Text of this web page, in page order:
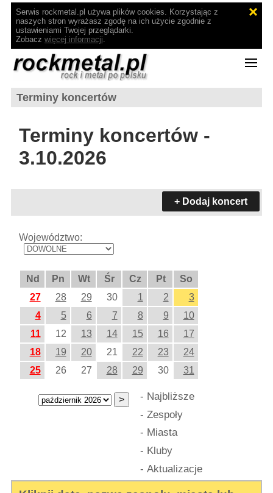
Serwis rockmetal.pl używa plików cookies. Korzystając z
naszych stron wyrażasz zgodę na ich użycie zgodnie z
ustawieniami Twojej przeglądarki.
Zobacz więcej informacji.
Terminy koncertów
Terminy koncertów -
3.10.2026
+ Dodaj koncert
Województwo:
Nd Pn Wt Śr Cz Pt
So
27
28 29 30 1 2
3
4
5 6 7 8 9
10
11
12 13 14 15 16
17
18
19 20 21 22 23
24
25
26 27 28 29 30 31
- Najbliższe
- Zespoły
- Miasta
- Kluby
- Aktualizacje